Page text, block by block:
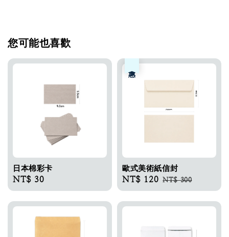
您可能也喜歡
日本棉彩卡​
Regular
price
NT$ 30
歐式美術紙信封
Sale
price
NT$ 120 Regular
price
NT$ 300